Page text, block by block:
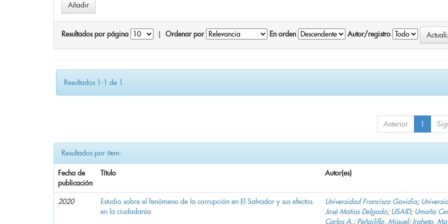
Resultados por página Ordenar por En orden Autor/registro
Resultados 1-1 de 1.
Anterior 1
Resultados por ítem:
Fecha de
publicación
Título Autor(es)
2020
Estudio sobre el fenómeno de la corrupción en El Salvador y sus efectos
en la ciudadanía
Universidad Francisco Gavidia;
José Matías Delgado; USAID; Umaña
Carlos A.; Peñailillo, Miguel; Iraheta,